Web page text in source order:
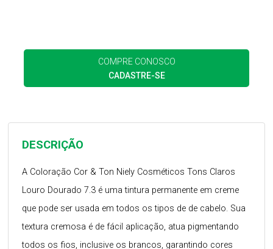
COMPRE CONOSCO
CADASTRE-SE
DESCRIÇÃO
A Coloração Cor & Ton Niely Cosméticos Tons Claros
Louro Dourado 7.3 é uma tintura permanente em creme
que pode ser usada em todos os tipos de de cabelo. Sua
textura cremosa é de fácil aplicação, atua pigmentando
todos os fios, inclusive os brancos, garantindo cores